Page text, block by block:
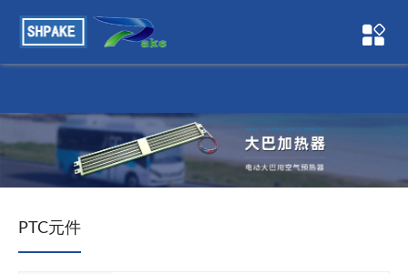
色,草莓视频黄APP日本深夜色多多
PTC元件